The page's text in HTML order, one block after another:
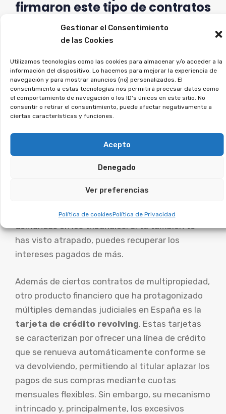
Gestionar el Consentimiento
de las Cookies
Utilizamos tecnologías como las cookies para almacenar y/o acceder a la
información del dispositivo. Lo hacemos para mejorar la experiencia de
navegación y para mostrar anuncios (no) personalizados. El
consentimiento a estas tecnologías nos permitirá procesar datos como
el comportamiento de navegación o los ID's únicos en este sitio. No
consentir o retirar el consentimiento, puede afectar negativamente a
ciertas características y funciones.
Acepto
Denegado
Ver preferencias
Política de cookiesPolítica de Privacidad
firmaron este tipo de contratos
a ejercer sus derechos.
Si estás en esta situación, regístrate sin
compromiso, y analizaremos tu caso.
¿Has tenido una tarjeta
revolving? Puedes
recuperar los intereses
Las tarjetas revolving generan intereses
condiciones reales, lo que ha llevado a miles de
demandas en los tribunales. Si tú también te
has visto atrapado, puedes recuperar los
intereses pagados de más.
Además de ciertos contratos de multipropiedad,
otro producto financiero que ha protagonizado
múltiples demandas judiciales en España es la
tarjeta de crédito revolving. Estas tarjetas
se caracterizan por ofrecer una línea de crédito
que se renueva automáticamente conforme se
va devolviendo, permitiendo al titular aplazar los
pagos de sus compras mediante cuotas
mensuales flexibles. Sin embargo, su mecanismo
intrincado y, principalmente, los excesivos